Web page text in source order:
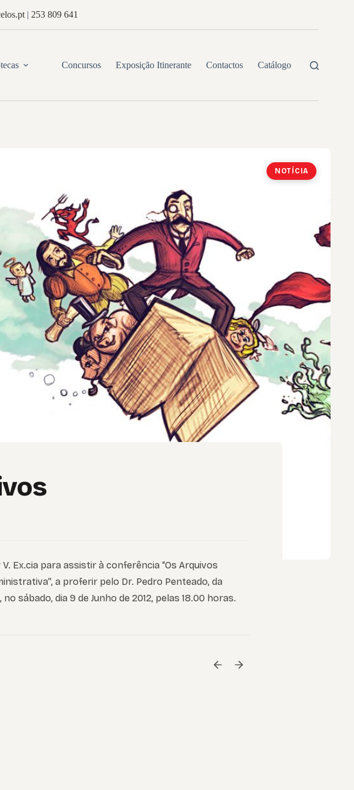
| 253 809 641
Concursos Exposição Itinerante Contactos Catálogo
NOTÍCIA
Ex.cia para assistir à conferência “Os Arquivos
a proferir pelo Dr. Pedro Penteado, da
sábado, dia 9 de Junho de 2012, pelas 18.00 horas.